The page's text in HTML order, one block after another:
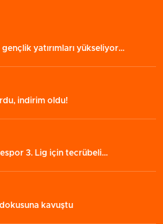
gençlik yatırımları yükseliyor…
indirim oldu!
3. Lig için tecrübeli…
kavuştu